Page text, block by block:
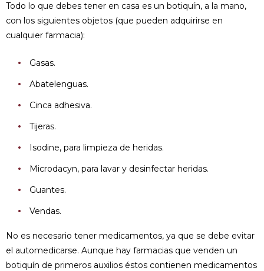
Todo lo que debes tener en casa es un botiquín, a la mano,
con los siguientes objetos (que pueden adquirirse en
cualquier farmacia):
Gasas.
Abatelenguas.
Cinca adhesiva.
Tijeras.
Isodine, para limpieza de heridas.
Microdacyn, para lavar y desinfectar heridas.
Guantes.
Vendas.
No es necesario tener medicamentos, ya que se debe evitar
el automedicarse. Aunque hay farmacias que venden un
botiquín de primeros auxilios éstos contienen medicamentos